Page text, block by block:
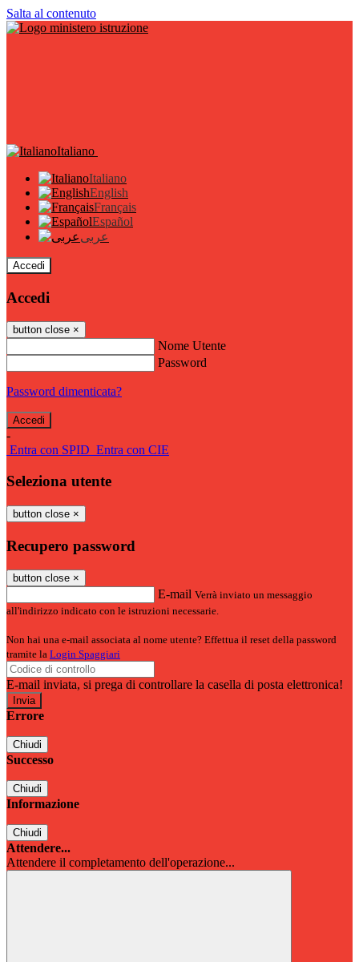
Salta al contenuto
Italiano
Italiano
English
Français
Español
عربى
Accedi
Accedi
button close ×
Nome Utente
Password
Password dimenticata?
-
Entra con SPID Entra con CIE
Seleziona utente
button close ×
Recupero password
button close ×
E-mail Verrà inviato un messaggio
all'indirizzo indicato con le istruzioni necessarie.
Non hai una e-mail associata al nome utente? Effettua il reset della password
tramite la Login Spaggiari
E-mail inviata, si prega di controllare la casella di posta elettronica!
Errore
Chiudi
Successo
Chiudi
Informazione
Chiudi
Attendere...
Attendere il completamento dell'operazione...